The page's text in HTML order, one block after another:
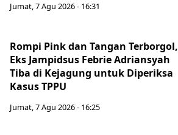
Jumat, 7 Agu 2026 - 16:31
Rompi Pink dan Tangan Terborgol,
Eks Jampidsus Febrie Adriansyah
Tiba di Kejagung untuk Diperiksa
Kasus TPPU
Jumat, 7 Agu 2026 - 16:25